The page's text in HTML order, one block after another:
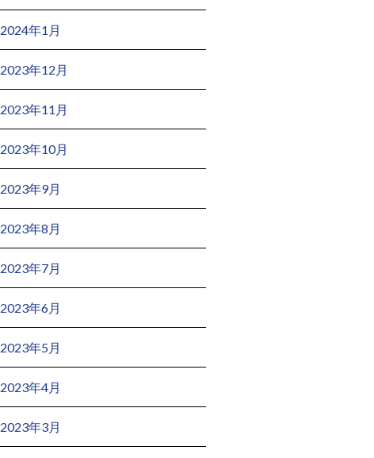
2024年1月
2023年12月
2023年11月
2023年10月
2023年9月
2023年8月
2023年7月
2023年6月
2023年5月
2023年4月
2023年3月